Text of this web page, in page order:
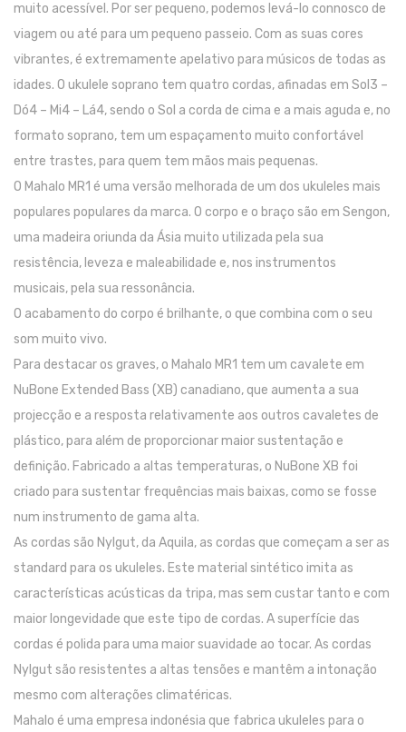
Percursão
Cajons
Acessórios
SOPROS
Clarinetes
Trompetes
Trombones
Tubas
Harmonicas
Outros Instrumentos
Acessórios
ARCO
Violinos
Violas de Arco
muito acessível. Por ser pequeno, podemos levá-lo connosco de
viagem ou até para um pequeno passeio. Com as suas cores
vibrantes, é extremamente apelativo para músicos de todas as
idades. O ukulele soprano tem quatro cordas, afinadas em Sol3 –
Dó4 – Mi4 – Lá4, sendo o Sol a corda de cima e a mais aguda e, no
formato soprano, tem um espaçamento muito confortável
entre trastes, para quem tem mãos mais pequenas.
O Mahalo MR1 é uma versão melhorada de um dos ukuleles mais
populares populares da marca. O corpo e o braço são em Sengon,
uma madeira oriunda da Ásia muito utilizada pela sua
resistência, leveza e maleabilidade e, nos instrumentos
musicais, pela sua ressonância.
O acabamento do corpo é brilhante, o que combina com o seu
som muito vivo.
Para destacar os graves, o Mahalo MR1 tem um cavalete em
NuBone Extended Bass (XB) canadiano, que aumenta a sua
projecção e a resposta relativamente aos outros cavaletes de
plástico, para além de proporcionar maior sustentação e
definição. Fabricado a altas temperaturas, o NuBone XB foi
criado para sustentar frequências mais baixas, como se fosse
num instrumento de gama alta.
As cordas são Nylgut, da Aquila, as cordas que começam a ser as
standard para os ukuleles. Este material sintético imita as
características acústicas da tripa, mas sem custar tanto e com
maior longevidade que este tipo de cordas. A superfície das
cordas é polida para uma maior suavidade ao tocar. As cordas
Nylgut são resistentes a altas tensões e mantêm a intonação
mesmo com alterações climatéricas.
Mahalo é uma empresa indonésia que fabrica ukuleles para o